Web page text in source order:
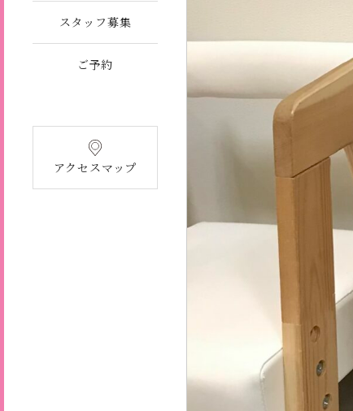
スタッフ募集
ご予約
アクセスマップ